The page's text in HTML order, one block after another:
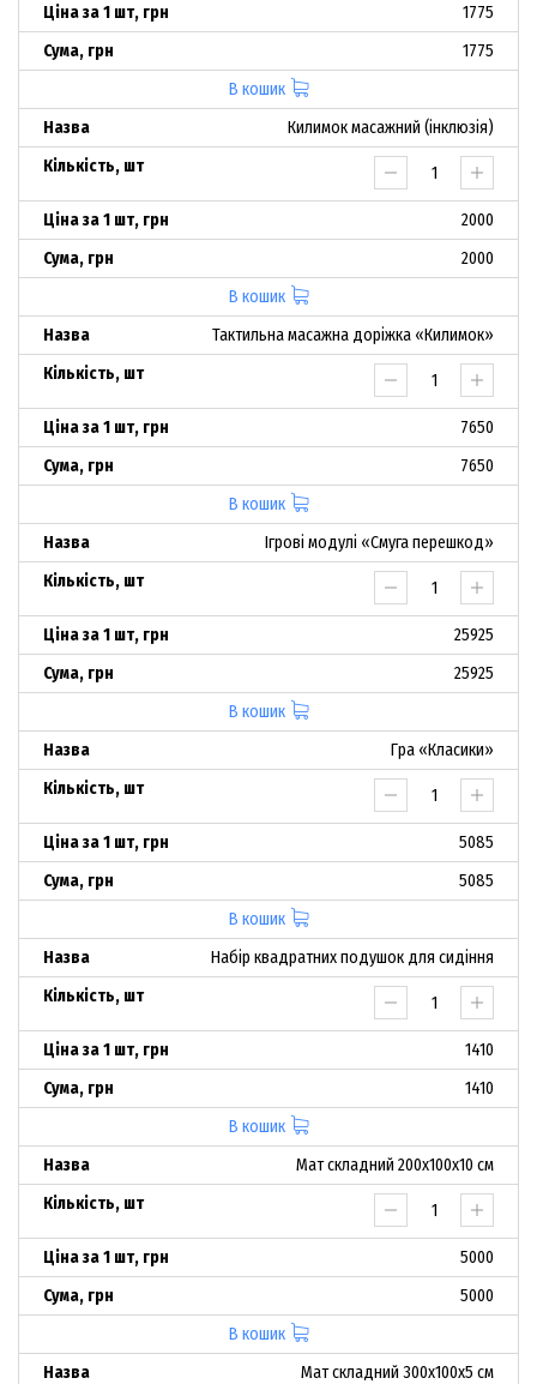
1775
1775
В кошик
Килимок масажний (інклюзія)
2000
2000
В кошик
Тактильна масажна доріжка «Килимок»
7650
7650
В кошик
Ігрові модулі «Смуга перешкод»
25925
25925
В кошик
Гра «Класики»
5085
5085
В кошик
Набір квадратних подушок для сидіння
1410
1410
В кошик
Мат складний 200х100х10 см
5000
5000
В кошик
Мат складний 300х100х5 см